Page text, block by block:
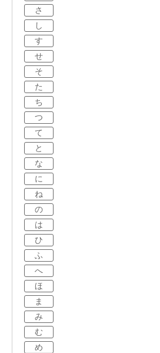
さ
し
す
せ
そ
た
ち
つ
て
と
な
に
ね
の
は
ひ
ふ
へ
ほ
ま
み
む
め